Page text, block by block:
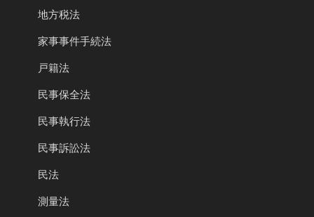
地方税法
家事事件手続法
戸籍法
民事保全法
民事執行法
民事訴訟法
民法
測量法